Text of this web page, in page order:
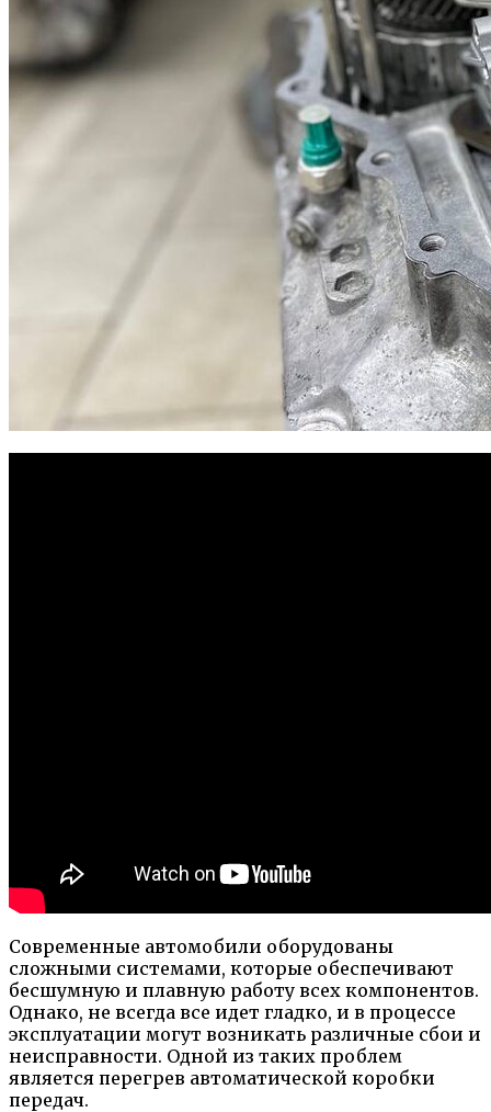
Современные автомобили оборудованы
сложными системами, которые обеспечивают
бесшумную и плавную работу всех компонентов.
Однако, не всегда все идет гладко, и в процессе
эксплуатации могут возникать различные сбои и
неисправности. Одной из таких проблем
является перегрев автоматической коробки
передач.